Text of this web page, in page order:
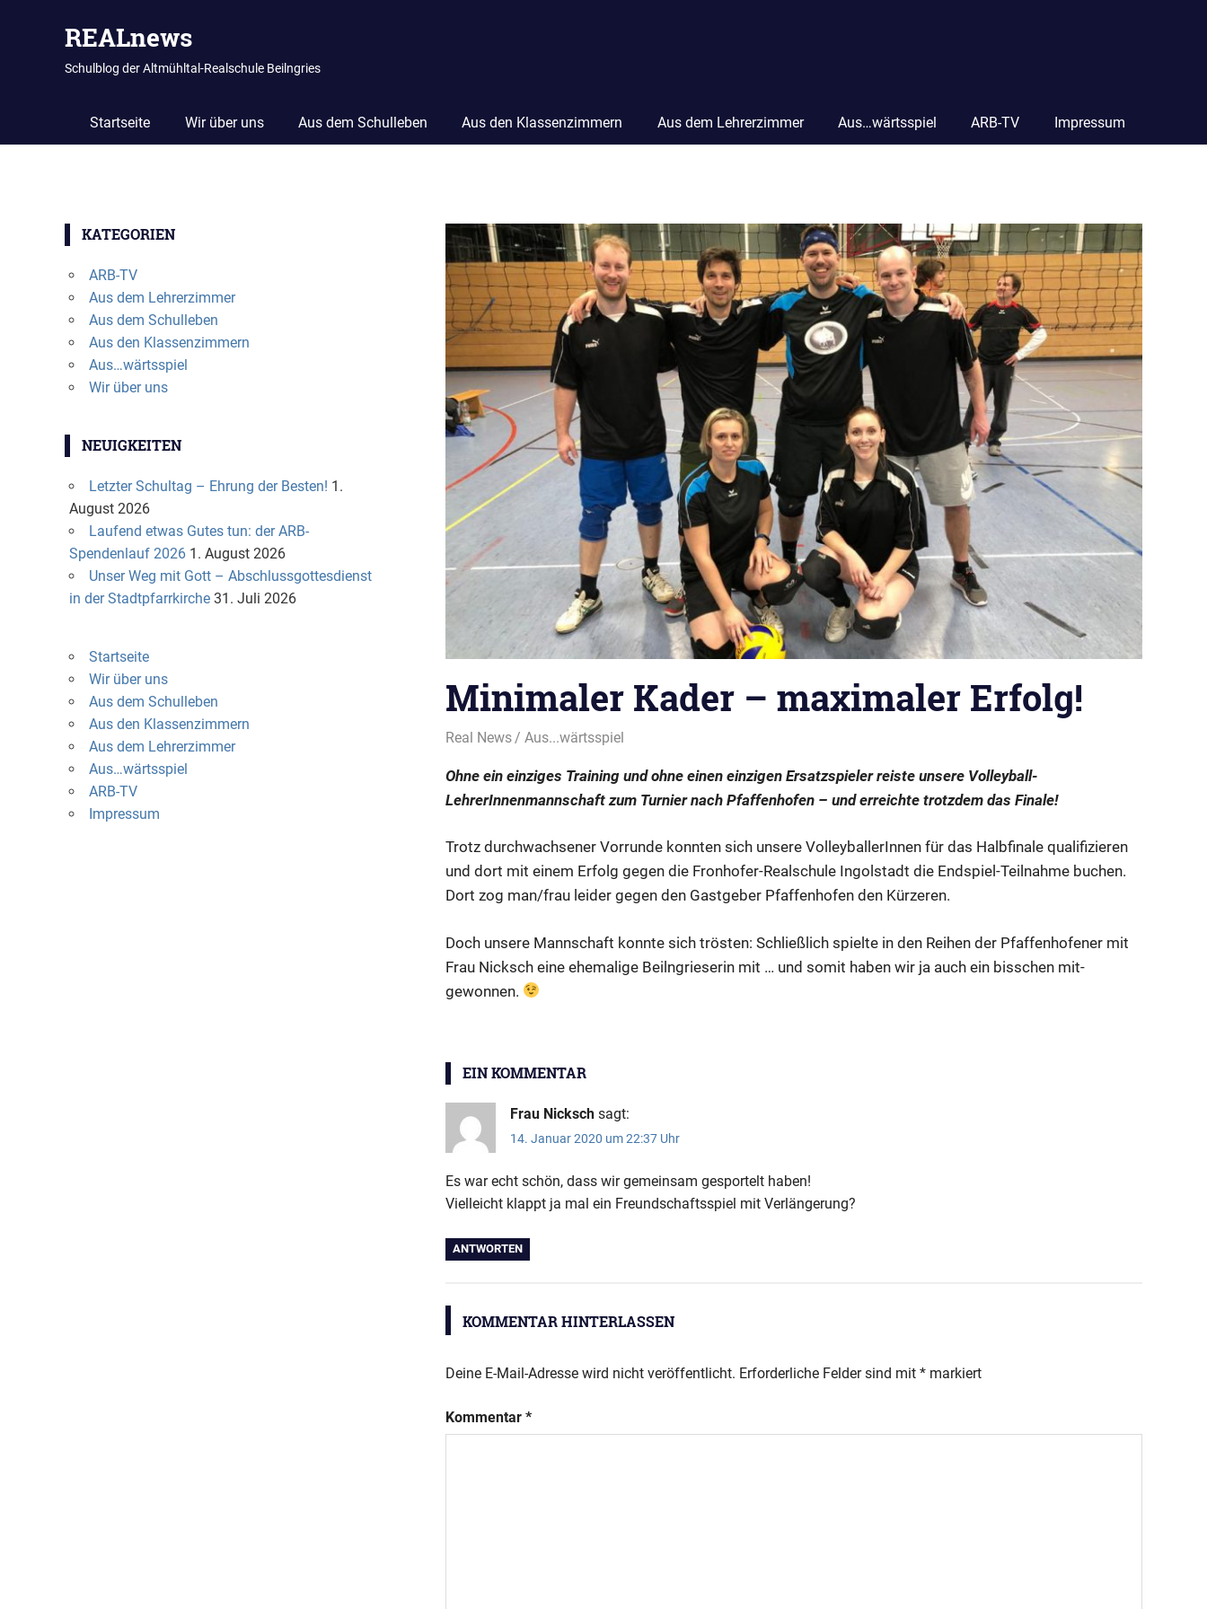
REALnews
Schulblog der Altmühltal-Realschule Beilngries
Startseite Wir über uns Aus dem Schulleben Aus den Klassenzimmern Aus dem Lehrerzimmer Aus…wärtsspiel ARB-TV Impressum
Minimaler Kader – maximaler Erfolg!
14. Januar 2020
Real News Aus...wärtsspiel
Ohne ein einziges Training und ohne einen einzigen Ersatzspieler reiste unsere Volleyball-
LehrerInnenmannschaft zum Turnier nach Pfaffenhofen – und erreichte trotzdem das Finale!
Trotz durchwachsener Vorrunde konnten sich unsere VolleyballerInnen für das Halbfinale qualifizieren
und dort mit einem Erfolg gegen die Fronhofer-Realschule Ingolstadt die Endspiel-Teilnahme buchen.
Dort zog man/frau leider gegen den Gastgeber Pfaffenhofen den Kürzeren.
Doch unsere Mannschaft konnte sich trösten: Schließlich spielte in den Reihen der Pfaffenhofener mit
Frau Nicksch eine ehemalige Beilngrieserin mit … und somit haben wir ja auch ein bisschen mit-
gewonnen.
EIN KOMMENTAR
Frau Nicksch sagt:
14. Januar 2020 um 22:37 Uhr
Es war echt schön, dass wir gemeinsam gesportelt haben!
Vielleicht klappt ja mal ein Freundschaftsspiel mit Verlängerung?
ANTWORTEN
KOMMENTAR HINTERLASSEN
Deine E-Mail-Adresse wird nicht veröffentlicht. Erforderliche Felder sind mit * markiert
Kommentar *
KATEGORIEN
ARB-TV
Aus dem Lehrerzimmer
Aus dem Schulleben
Aus den Klassenzimmern
Aus…wärtsspiel
Wir über uns
NEUIGKEITEN
Letzter Schultag – Ehrung der Besten! 1.
August 2026
Laufend etwas Gutes tun: der ARB-
Spendenlauf 2026 1. August 2026
Unser Weg mit Gott – Abschlussgottesdienst
in der Stadtpfarrkirche 31. Juli 2026
Startseite
Wir über uns
Aus dem Schulleben
Aus den Klassenzimmern
Aus dem Lehrerzimmer
Aus…wärtsspiel
ARB-TV
Impressum